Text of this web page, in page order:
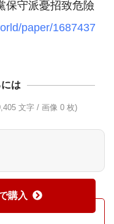
paper/1687437
は
文字 / 画像 0 枚)
購入